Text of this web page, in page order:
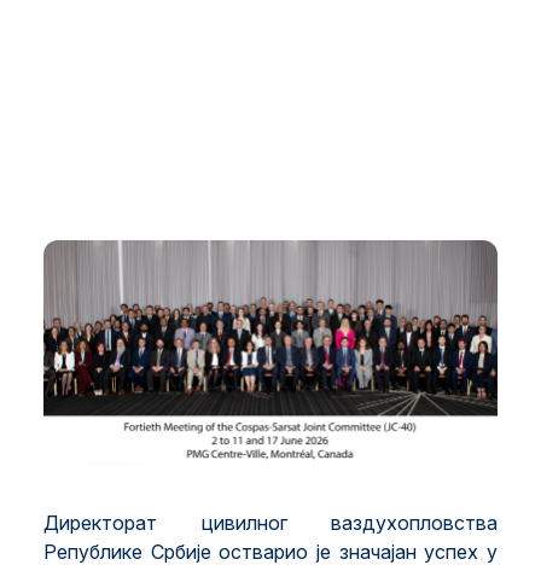
Директорат цивилног ваздухопловства
Републике Србије остварио је значајан успех у